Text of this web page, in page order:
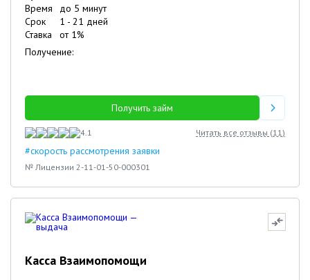
Время
до 5 минут
Срок
1 - 21 дней
Ставка
от 1%
Получение:
Получить займ
4.1 Читать все отзывы (11)
#скорость рассмотрения заявки
№ Лицензии 2-11-01-50-000301
Касса Взаимопомощи
04.12.2023Петр
Игорь